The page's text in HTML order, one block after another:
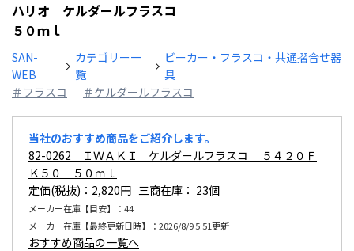
ハリオ ケルダールフラスコ
５０ｍｌ
SAN-
WEB
カテゴリー一
覧
ビーカー・フラスコ・共通摺合せ器
具
＃フラスコ
＃ケルダールフラスコ
当社のおすすめ商品をご紹介します。
82-0262 ＩＷＡＫＩ ケルダールフラスコ ５４２０Ｆ
Ｋ５０ ５０ｍｌ
定価(税抜)：2,820円 三商在庫： 23個
メーカー在庫【目安】：44
メーカー在庫【最終更新日時】：2026/8/9 5:51更新
おすすめ商品の一覧へ